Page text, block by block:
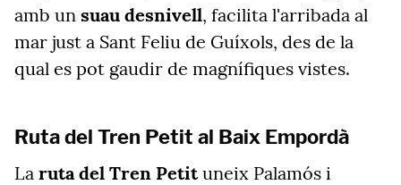
amb un suau desnivell, facilita l'arribada al
mar just a Sant Feliu de Guíxols, des de la
qual es pot gaudir de magnífiques vistes.
Ruta del Tren Petit al Baix Empordà
La ruta del Tren Petit uneix Palamós i